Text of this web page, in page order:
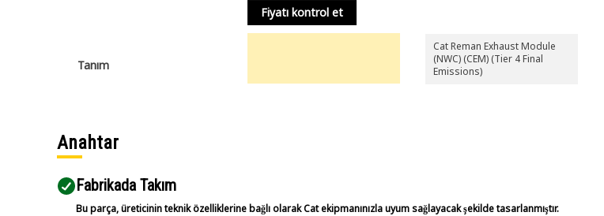
Tanım
Fiyatı kontrol et
Cat Reman Exhaust Module
(NWC) (CEM) (Tier 4 Final
Emissions)
Anahtar
Fabrikada Takım
Bu parça, üreticinin teknik özelliklerine bağlı olarak Cat ekipmanınızla uyum sağlayacak şekilde tasarlanmıştır.